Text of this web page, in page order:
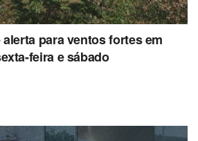
para ventos fortes em
feira e sábado